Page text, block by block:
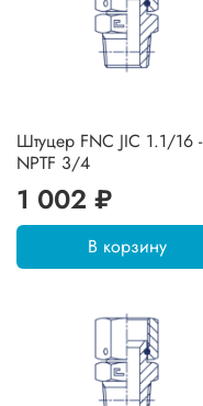
Штуцер FNC JIC 1.1/16 -
NPTF 3/4
1 002 ₽
В корзину